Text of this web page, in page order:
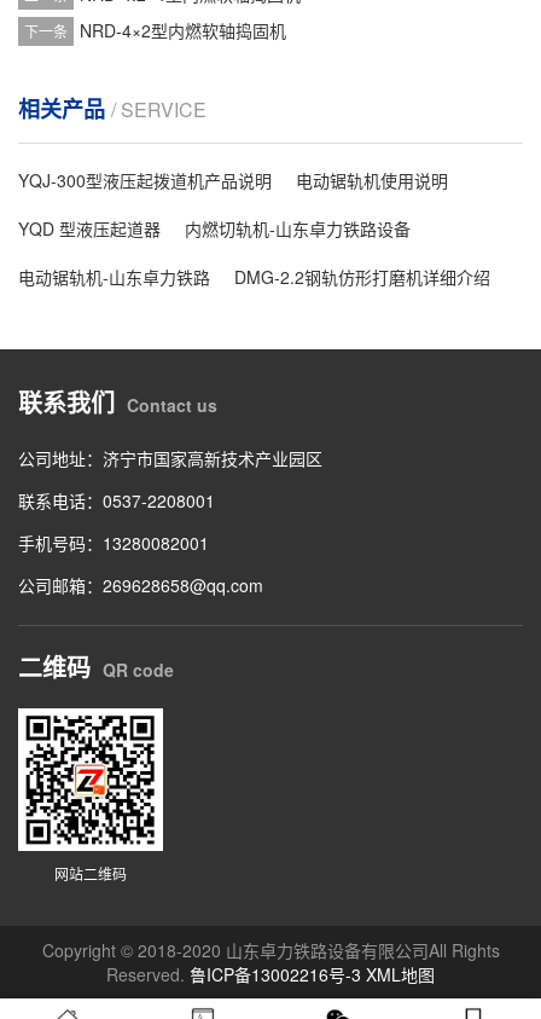
下一条 NRD-4×2型内燃软轴捣固机
相关产品 / SERVICE
YQJ-300型液压起拨道机产品说明
电动锯轨机使用说明
YQD 型液压起道器
内燃切轨机-山东卓力铁路设备
电动锯轨机-山东卓力铁路
DMG-2.2钢轨仿形打磨机详细介绍
联系我们 Contact us
公司地址：济宁市国家高新技术产业园区
联系电话：0537-2208001
手机号码：13280082001
公司邮箱：269628658@qq.com
二维码 QR code
网站二维码
Copyright © 2018-2020 山东卓力铁路设备有限公司All Rights
Reserved. 鲁ICP备13002216号-3 XML地图